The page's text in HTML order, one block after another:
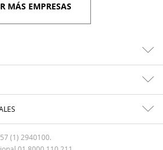
MÁS EMPRESAS
(1) 2940100.